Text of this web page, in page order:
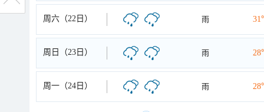
周六（22日） 雨
周日（23日） 雨
周一（24日） 雨